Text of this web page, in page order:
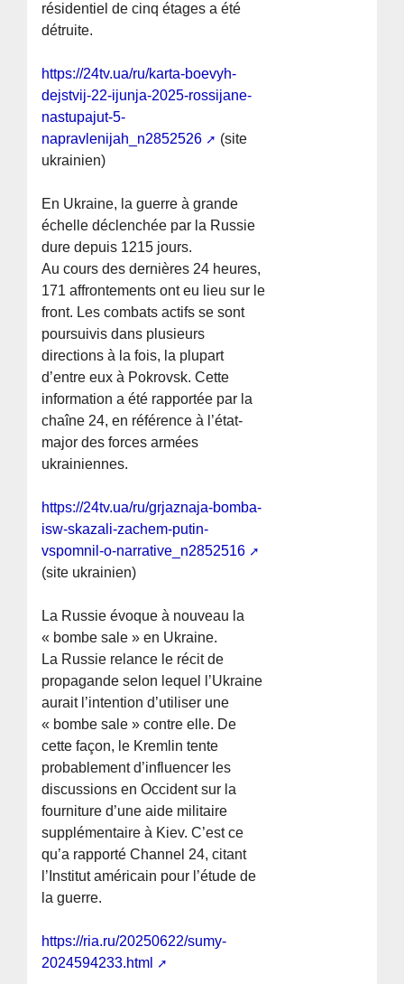
résidentiel de cinq étages a été
détruite.
https://24tv.ua/ru/karta-boevyh-
dejstvij-22-ijunja-2025-rossijane-
nastupajut-5-
napravlenijah_n2852526
(site
ukrainien)
En Ukraine, la guerre à grande
échelle déclenchée par la Russie
dure depuis 1215 jours.
Au cours des dernières 24 heures,
171 affrontements ont eu lieu sur le
front. Les combats actifs se sont
poursuivis dans plusieurs
directions à la fois, la plupart
d’entre eux à Pokrovsk. Cette
information a été rapportée par la
chaîne 24, en référence à l’état-
major des forces armées
ukrainiennes.
https://24tv.ua/ru/grjaznaja-bomba-
isw-skazali-zachem-putin-
vspomnil-o-narrative_n2852516
(site ukrainien)
La Russie évoque à nouveau la
« bombe sale » en Ukraine.
La Russie relance le récit de
propagande selon lequel l’Ukraine
aurait l’intention d’utiliser une
« bombe sale » contre elle. De
cette façon, le Kremlin tente
probablement d’influencer les
discussions en Occident sur la
fourniture d’une aide militaire
supplémentaire à Kiev. C’est ce
qu’a rapporté Channel 24, citant
l’Institut américain pour l’étude de
la guerre.
https://ria.ru/20250622/sumy-
2024594233.html